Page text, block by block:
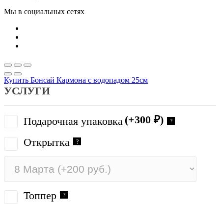
Мы в социальных сетях
Купить Бонсай Кармона с водопадом 25см
УСЛУГИ
Подарочная упаковка (+300 ₽) ?
Открытка ?
Топпер ?